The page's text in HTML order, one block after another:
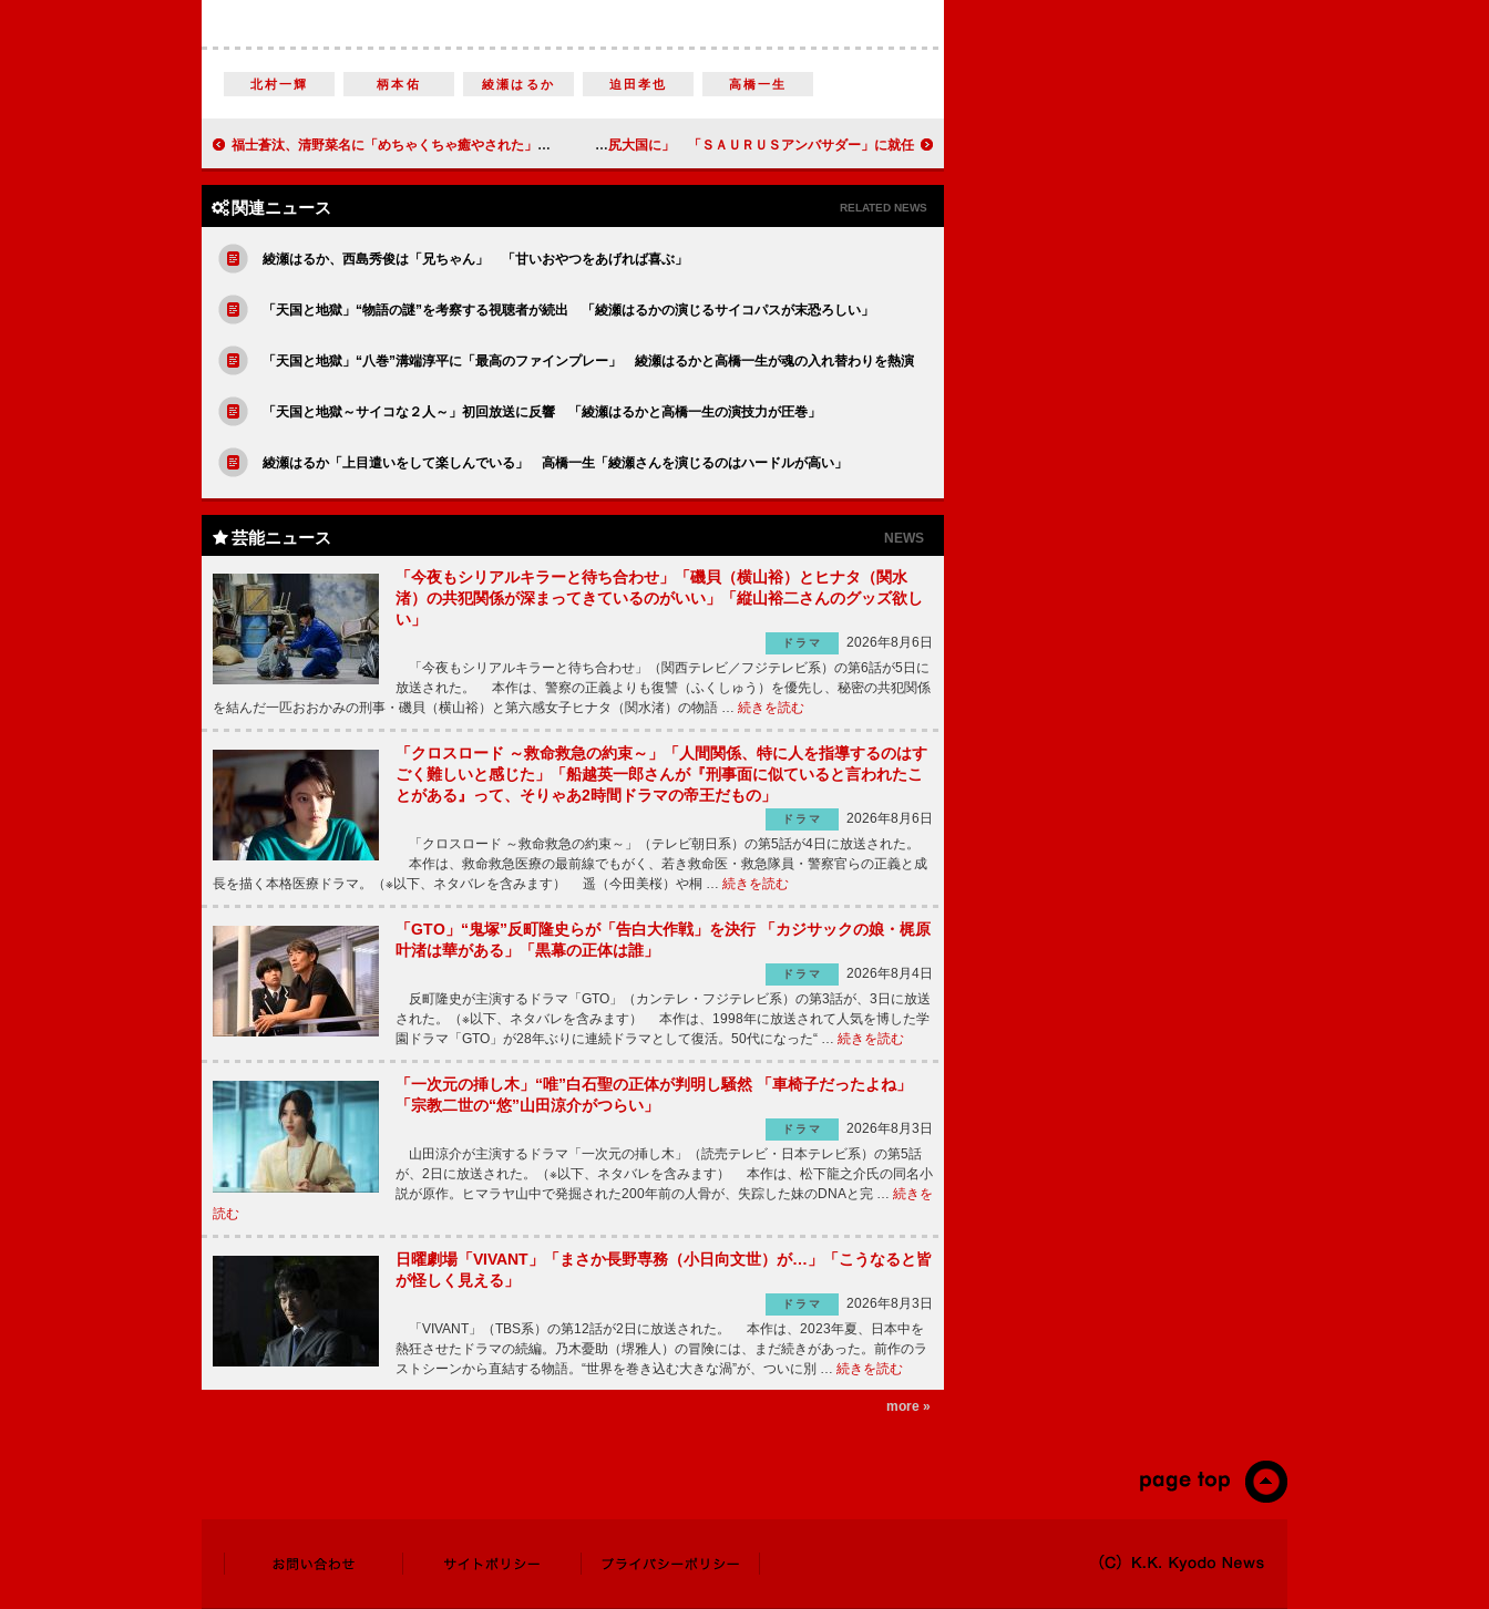
北村一輝 柄本佑 綾瀬はるか 迫田孝也 高橋一生
福士蒼汰、清野菜名に「めちゃくちゃ癒やされた」 「父親は自分にとって神様という存在」 長友佑都「日本を世界一の美尻大国に」 「ＳＡＵＲＵＳアンバサダー」に就任
関連ニュース RELATED NEWS
綾瀬はるか、西島秀俊は「兄ちゃん」 「甘いおやつをあげれば喜ぶ」
「天国と地獄」“物語の謎”を考察する視聴者が続出 「綾瀬はるかの演じるサイコパスが末恐ろしい」
「天国と地獄」“八巻”溝端淳平に「最高のファインプレー」 綾瀬はるかと高橋一生が魂の入れ替わりを熱演
「天国と地獄～サイコな２人～」初回放送に反響 「綾瀬はるかと高橋一生の演技力が圧巻」
綾瀬はるか「上目遣いをして楽しんでいる」 高橋一生「綾瀬さんを演じるのはハードルが高い」
芸能ニュース NEWS
「今夜もシリアルキラーと待ち合わせ」「磯貝（横山裕）とヒナタ（関水
渚）の共犯関係が深まってきているのがいい」「縦山裕二さんのグッズ欲し
い」
ドラマ
2026年8月6日
「今夜もシリアルキラーと待ち合わせ」（関西テレビ／フジテレビ系）の第6話が5日に
放送された。 本作は、警察の正義よりも復讐（ふくしゅう）を優先し、秘密の共犯関係
を結んだ一匹おおかみの刑事・磯貝（横山裕）と第六感女子ヒナタ（関水渚）の物語 … 続きを読む
「クロスロード ～救命救急の約束～」「人間関係、特に人を指導するのはす
ごく難しいと感じた」「船越英一郎さんが『刑事面に似ていると言われたこ
とがある』って、そりゃあ2時間ドラマの帝王だもの」
ドラマ
2026年8月6日
「クロスロード ～救命救急の約束～」（テレビ朝日系）の第5話が4日に放送された。
本作は、救命救急医療の最前線でもがく、若き救命医・救急隊員・警察官らの正義と成
長を描く本格医療ドラマ。（※以下、ネタバレを含みます） 遥（今田美桜）や桐 … 続きを読む
「GTO」“鬼塚”反町隆史らが「告白大作戦」を決行 「カジサックの娘・梶原
叶渚は華がある」「黒幕の正体は誰」
ドラマ
2026年8月4日
反町隆史が主演するドラマ「GTO」（カンテレ・フジテレビ系）の第3話が、3日に放送
された。（※以下、ネタバレを含みます） 本作は、1998年に放送されて人気を博した学
園ドラマ「GTO」が28年ぶりに連続ドラマとして復活。50代になった“ … 続きを読む
「一次元の挿し木」“唯”白石聖の正体が判明し騒然 「車椅子だったよね」
「宗教二世の“悠”山田涼介がつらい」
ドラマ
2026年8月3日
山田涼介が主演するドラマ「一次元の挿し木」（読売テレビ・日本テレビ系）の第5話
が、2日に放送された。（※以下、ネタバレを含みます） 本作は、松下龍之介氏の同名小
説が原作。ヒマラヤ山中で発掘された200年前の人骨が、失踪した妹のDNAと完 … 続きを
読む
日曜劇場「VIVANT」「まさか長野専務（小日向文世）が…」「こうなると皆
が怪しく見える」
ドラマ
2026年8月3日
「VIVANT」（TBS系）の第12話が2日に放送された。 本作は、2023年夏、日本中を
熱狂させたドラマの続編。乃木憂助（堺雅人）の冒険には、まだ続きがあった。前作のラ
ストシーンから直結する物語。“世界を巻き込む大きな渦”が、ついに別 … 続きを読む
more »